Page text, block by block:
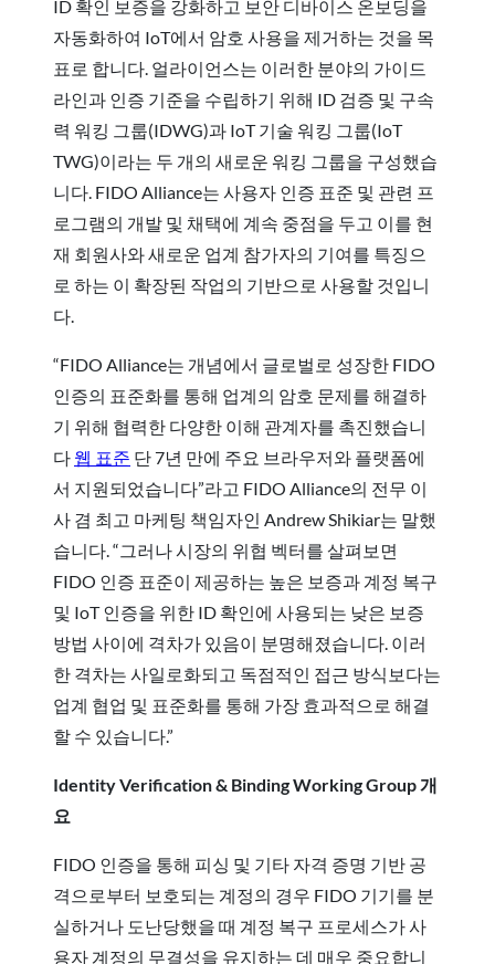
ID 확인 보증을 강화하고 보안 디바이스 온보딩을
자동화하여 IoT에서 암호 사용을 제거하는 것을 목
표로 합니다. 얼라이언스는 이러한 분야의 가이드
라인과 인증 기준을 수립하기 위해 ID 검증 및 구속
력 워킹 그룹(IDWG)과 IoT 기술 워킹 그룹(IoT
TWG)이라는 두 개의 새로운 워킹 그룹을 구성했습
니다. FIDO Alliance는 사용자 인증 표준 및 관련 프
로그램의 개발 및 채택에 계속 중점을 두고 이를 현
재 회원사와 새로운 업계 참가자의 기여를 특징으
로 하는 이 확장된 작업의 기반으로 사용할 것입니
다.
“FIDO Alliance는 개념에서 글로벌로 성장한 FIDO
인증의 표준화를 통해 업계의 암호 문제를 해결하
기 위해 협력한 다양한 이해 관계자를 촉진했습니
다 웹 표준 단 7년 만에 주요 브라우저와 플랫폼에
서 지원되었습니다”라고 FIDO Alliance의 전무 이
사 겸 최고 마케팅 책임자인 Andrew Shikiar는 말했
습니다. “그러나 시장의 위협 벡터를 살펴보면
FIDO 인증 표준이 제공하는 높은 보증과 계정 복구
및 IoT 인증을 위한 ID 확인에 사용되는 낮은 보증
방법 사이에 격차가 있음이 분명해졌습니다. 이러
한 격차는 사일로화되고 독점적인 접근 방식보다는
업계 협업 및 표준화를 통해 가장 효과적으로 해결
할 수 있습니다.”
Identity Verification & Binding Working Group 개
요
FIDO 인증을 통해 피싱 및 기타 자격 증명 기반 공
격으로부터 보호되는 계정의 경우 FIDO 기기를 분
실하거나 도난당했을 때 계정 복구 프로세스가 사
용자 계정의 무결성을 유지하는 데 매우 중요합니